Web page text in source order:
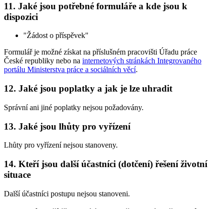
11. Jaké jsou potřebné formuláře a kde jsou k
dispozici
"Žádost o příspěvek"
Formulář je možné získat na příslušném pracovišti Úřadu práce
České republiky nebo na internetových stránkách Integrovaného
portálu Ministerstva práce a sociálních věcí.
12. Jaké jsou poplatky a jak je lze uhradit
Správní ani jiné poplatky nejsou požadovány.
13. Jaké jsou lhůty pro vyřízení
Lhůty pro vyřízení nejsou stanoveny.
14. Kteří jsou další účastníci (dotčení) řešení životní
situace
Další účastníci postupu nejsou stanoveni.